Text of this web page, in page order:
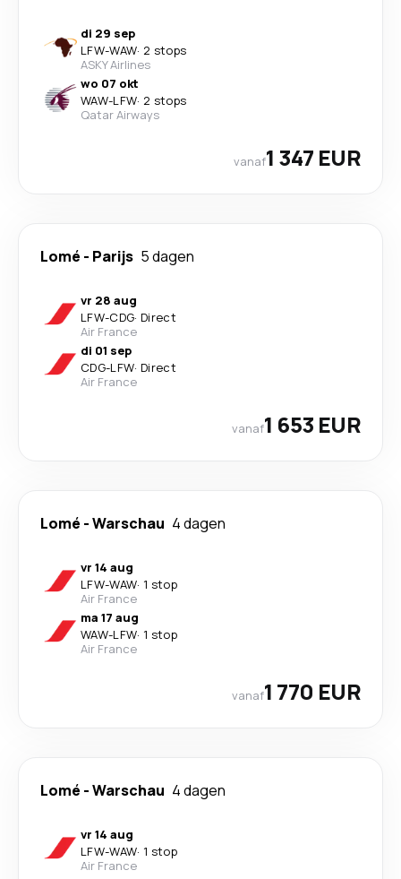
di 29 sep
LFW-WAW· 2 stops
ASKY Airlines
wo 07 okt
WAW-LFW· 2 stops
Qatar Airways
vanaf1 347 EUR
Lomé - Parijs 5 dagen
vr 28 aug
LFW-CDG· Direct
Air France
di 01 sep
CDG-LFW· Direct
Air France
vanaf1 653 EUR
Lomé -Warschau 4 dagen
vr 14 aug
LFW-WAW· 1 stop
Air France
ma 17 aug
WAW-LFW· 1 stop
Air France
vanaf1 770 EUR
Lomé -Warschau 4 dagen
vr 14 aug
LFW-WAW· 1 stop
Air France